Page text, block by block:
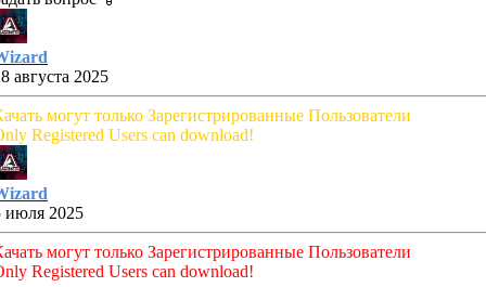
августа 2025
могут только Зарегистрированные Пользователи
Registered Users can download!
июля 2025
могут только Зарегистрированные Пользователи
Registered Users can download!